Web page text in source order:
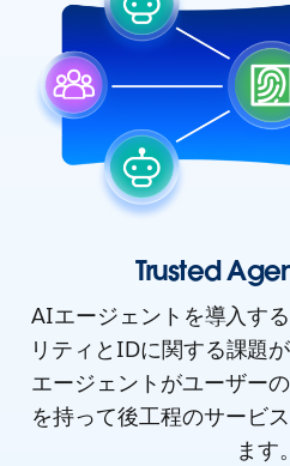
Trusted
AIエージェントを導入す
リティとIDに関する課題
エージェントがユーザー
を持って後工程のサービ
ます。